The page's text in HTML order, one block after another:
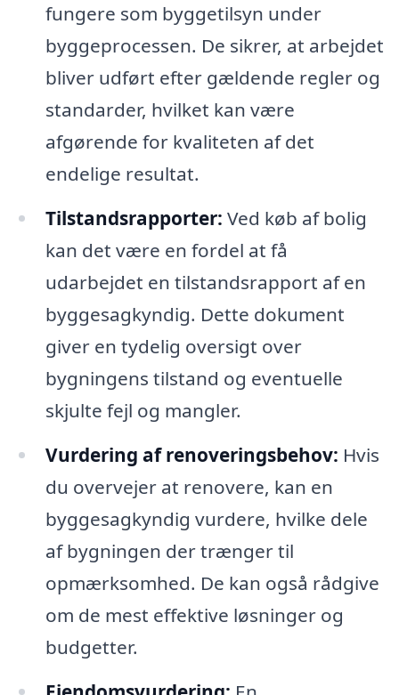
fungere som byggetilsyn under
byggeprocessen. De sikrer, at arbejdet
bliver udført efter gældende regler og
standarder, hvilket kan være
afgørende for kvaliteten af det
endelige resultat.
Tilstandsrapporter: Ved køb af bolig
kan det være en fordel at få
udarbejdet en tilstandsrapport af en
byggesagkyndig. Dette dokument
giver en tydelig oversigt over
bygningens tilstand og eventuelle
skjulte fejl og mangler.
Vurdering af renoveringsbehov: Hvis
du overvejer at renovere, kan en
byggesagkyndig vurdere, hvilke dele
af bygningen der trænger til
opmærksomhed. De kan også rådgive
om de mest effektive løsninger og
budgetter.